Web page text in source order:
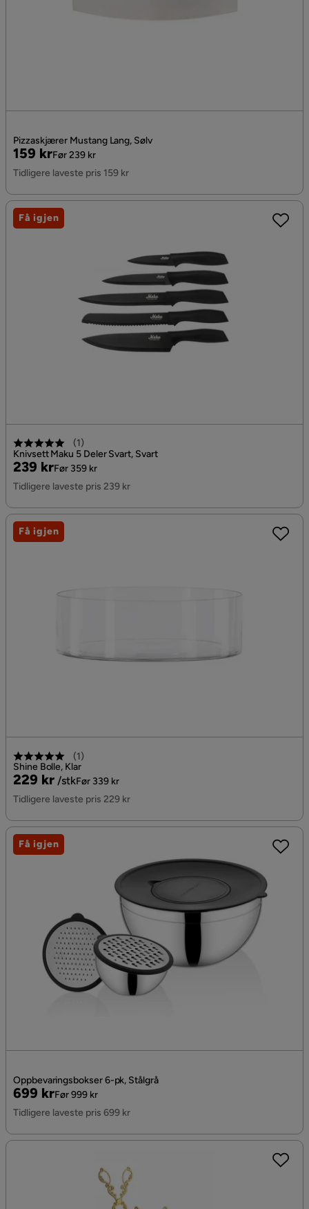
Pizzaskjærer Mustang Lang, Sølv
Pris
159 kr
Original
Pris
Før 239 kr
Tidligere laveste pris 159 kr
(1)
Knivsett Maku 5 Deler Svart, Svart
Pris
239 kr
Original
Pris
Før 359 kr
Tidligere laveste pris 239 kr
Få igjen
(1)
Shine Bolle, Klar
Pris
229 kr /stk
Original
Pris
Før 339 kr
Tidligere laveste pris 229 kr
Få igjen
Oppbevaringsbokser 6-pk, Stålgrå
Pris
699 kr
Original
Pris
Før 999 kr
Tidligere laveste pris 699 kr
Få igjen